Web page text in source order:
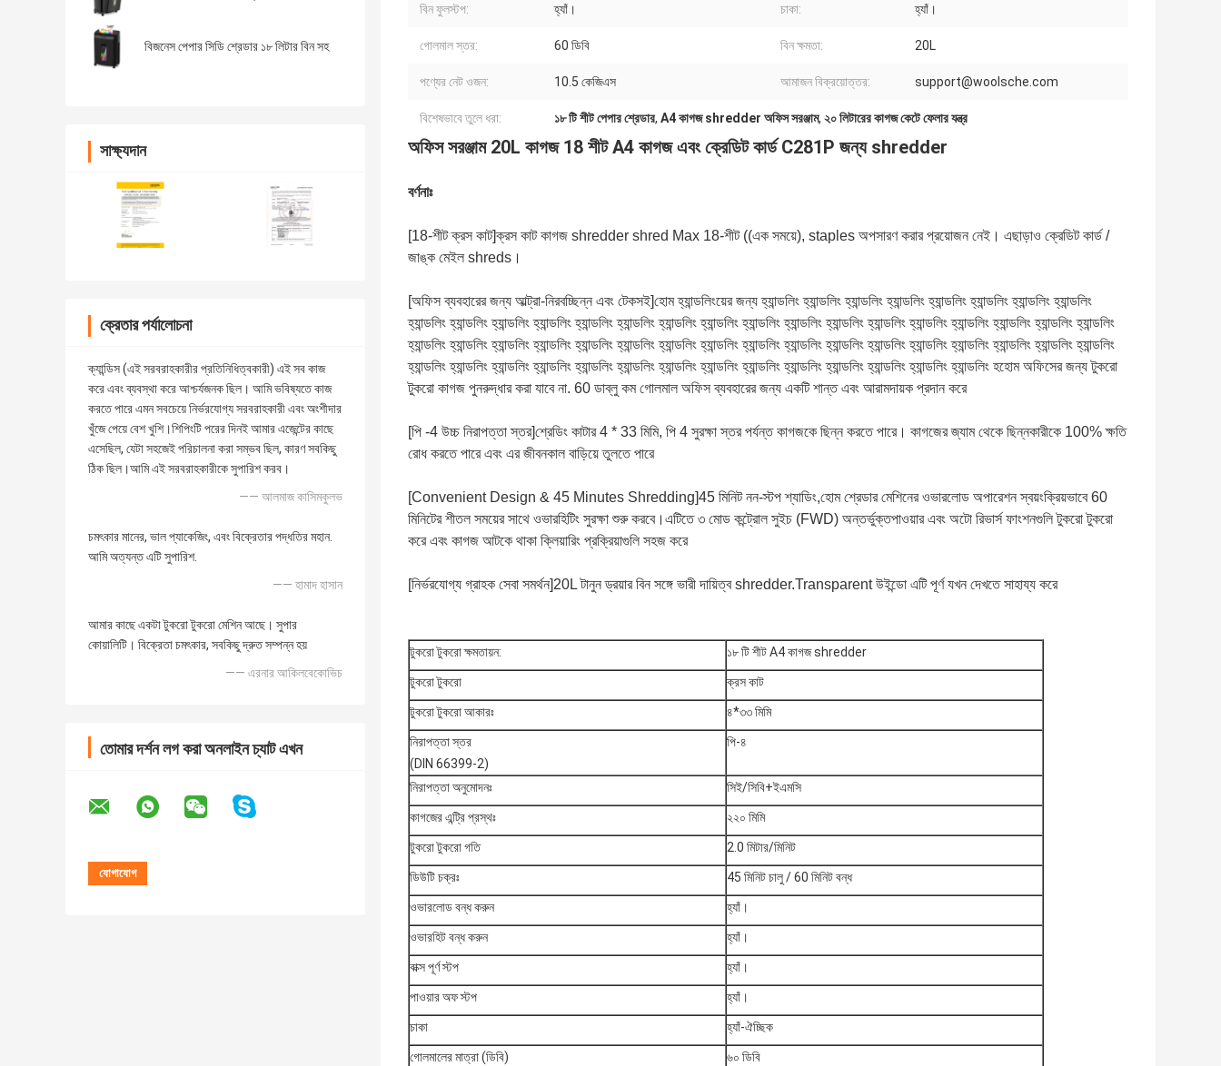
বিজনেস পেপার সিডি শ্রেডার ১৮ লিটার বিন সহ
সাক্ষ্যদান
ক্রেতার পর্যালোচনা
ক্যান্ডিস (এই সরবরাহকারীর প্রতিনিধিত্বকারী) এই সব কাজ
করে এবং ব্যবস্থা করে আশ্চর্যজনক ছিল। আমি ভবিষ্যতে কাজ
করতে পারে এমন সবচেয়ে নির্ভরযোগ্য সরবরাহকারী এবং অংশীদার
খুঁজে পেয়ে বেশ খুশি।শিপিংটি পরের দিনই আমার এজেন্টের কাছে
এসেছিল, যেটা সহজেই পরিচালনা করা সম্ভব ছিল, কারণ সবকিছু
ঠিক ছিল।আমি এই সরবরাহকারীকে সুপারিশ করব।
—— আলমাজ কাসিমকুলভ
চমৎকার মানের, ভাল প্যাকেজিং, এবং বিক্রেতার পদ্ধতির মহান.
আমি অত্যন্ত এটি সুপারিশ.
—— হামাদ হাসান
আমার কাছে একটা টুকরো টুকরো মেশিন আছে। সুপার
কোয়ালিটি। বিক্রেতা চমৎকার, সবকিছু দ্রুত সম্পন্ন হয়
—— এরনার আকিলবেকোভিচ
তোমার দর্শন লগ করা অনলাইন চ্যাট এখন
বিন ফুলস্টপ: হ্যাঁ। চাকা: হ্যাঁ।
গোলমাল স্তর: 60 ডিবি বিন ক্ষমতা: 20L
পণ্যের নেট ওজন: 10.5 কেজিএস আমাজন বিক্রয়োত্তর: support@woolsche.com
বিশেষভাবে তুলে ধরা: ১৮ টি শীট পেপার শ্রেডার, A4 কাগজ shredder অফিস সরঞ্জাম, ২০ লিটারের কাগজ কেটে ফেলার যন্ত্র
অফিস সরঞ্জাম 20L কাগজ 18 শীট A4 কাগজ এবং ক্রেডিট কার্ড C281P জন্য shredder
বর্ণনাঃ
[18-শীট ক্রস কাট]ক্রস কাট কাগজ shredder shred Max 18-শীট ((এক সময়ে), staples অপসারণ করার প্রয়োজন নেই। এছাড়াও ক্রেডিট কার্ড /
জাঙ্ক মেইল shreds।
[অফিস ব্যবহারের জন্য আল্ট্রা-নিরবচ্ছিন্ন এবং টেকসই]হোম হ্যান্ডলিংয়ের জন্য হ্যান্ডলিং হ্যান্ডলিং হ্যান্ডলিং হ্যান্ডলিং হ্যান্ডলিং হ্যান্ডলিং হ্যান্ডলিং হ্যান্ডলিং
হ্যান্ডলিং হ্যান্ডলিং হ্যান্ডলিং হ্যান্ডলিং হ্যান্ডলিং হ্যান্ডলিং হ্যান্ডলিং হ্যান্ডলিং হ্যান্ডলিং হ্যান্ডলিং হ্যান্ডলিং হ্যান্ডলিং হ্যান্ডলিং হ্যান্ডলিং হ্যান্ডলিং হ্যান্ডলিং হ্যান্ডলিং
হ্যান্ডলিং হ্যান্ডলিং হ্যান্ডলিং হ্যান্ডলিং হ্যান্ডলিং হ্যান্ডলিং হ্যান্ডলিং হ্যান্ডলিং হ্যান্ডলিং হ্যান্ডলিং হ্যান্ডলিং হ্যান্ডলিং হ্যান্ডলিং হ্যান্ডলিং হ্যান্ডলিং হ্যান্ডলিং হ্যান্ডলিং
হ্যান্ডলিং হ্যান্ডলিং হ্যান্ডলিং হ্যান্ডলিং হ্যান্ডলিং হ্যান্ডলিং হ্যান্ডলিং হ্যান্ডলিং হ্যান্ডলিং হ্যান্ডলিং হ্যান্ডলিং হ্যান্ডলিং হ্যান্ডলিং হ্যান্ডলিং হহোম অফিসের জন্য টুকরো
টুকরো কাগজ পুনরুদ্ধার করা যাবে না. 60 ডাব্লু কম গোলমাল অফিস ব্যবহারের জন্য একটি শান্ত এবং আরামদায়ক প্রদান করে
[পি -4 উচ্চ নিরাপত্তা স্তর]শ্রেডিং কাটার 4 * 33 মিমি, পি 4 সুরক্ষা স্তর পর্যন্ত কাগজকে ছিন্ন করতে পারে। কাগজের জ্যাম থেকে ছিন্নকারীকে 100% ক্ষতি
রোধ করতে পারে এবং এর জীবনকাল বাড়িয়ে তুলতে পারে
[Convenient Design & 45 Minutes Shredding]45 মিনিট নন-স্টপ শ্যাডিং,হোম শ্রেডার মেশিনের ওভারলোড অপারেশন স্বয়ংক্রিয়ভাবে 60
মিনিটের শীতল সময়ের সাথে ওভারহিটিং সুরক্ষা শুরু করবে।এটিতে ৩ মোড কন্ট্রোল সুইচ (FWD) অন্তর্ভুক্তপাওয়ার এবং অটো রিভার্স ফাংশনগুলি টুকরো টুকরো
করে এবং কাগজ আটকে থাকা ক্লিয়ারিং প্রক্রিয়াগুলি সহজ করে
[নির্ভরযোগ্য গ্রাহক সেবা সমর্থন]20L টানুন ড্রয়ার বিন সঙ্গে ভারী দায়িত্ব shredder.Transparent উইন্ডো এটি পূর্ণ যখন দেখতে সাহায্য করে
টুকরো টুকরো ক্ষমতায়ন: ১৮ টি শীট A4 কাগজ shredder
টুকরো টুকরো ক্রস কাট
টুকরো টুকরো আকারঃ ৪*৩৩ মিমি
নিরাপত্তা স্তর
(DIN 66399-2)
পি-৪
নিরাপত্তা অনুমোদনঃ সিই/সিবি+ইএমসি
কাগজের এন্ট্রি প্রস্থঃ ২২০ মিমি
টুকরো টুকরো গতি 2.0 মিটার/মিনিট
ডিউটি চক্রঃ 45 মিনিট চালু / 60 মিনিট বন্ধ
ওভারলোড বন্ধ করুন হ্যাঁ।
ওভারহিট বন্ধ করুন হ্যাঁ।
বাক্স পূর্ণ স্টপ হ্যাঁ।
পাওয়ার অফ স্টপ হ্যাঁ।
চাকা হ্যাঁ-ঐচ্ছিক
গোলমালের মাত্রা (ডিবি) ৬০ ডিবি